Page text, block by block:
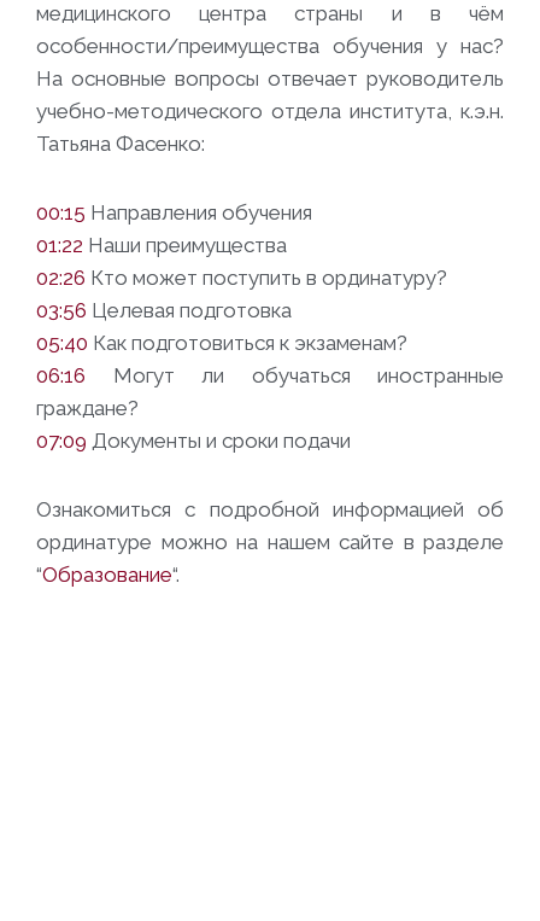
медицинского центра страны и в чём
особенности/преимущества обучения у нас?
На основные вопросы отвечает руководитель
учебно-методического отдела института, к.э.н.
Татьяна Фасенко:
00:15 Направления обучения
01:22 Наши преимущества
02:26 Кто может поступить в ординатуру?
03:56 Целевая подготовка
05:40 Как подготовиться к экзаменам?
06:16 Могут ли обучаться иностранные
граждане?
07:09 Документы и сроки подачи
Ознакомиться с подробной информацией об
ординатуре можно на нашем сайте в разделе
“Образование“.